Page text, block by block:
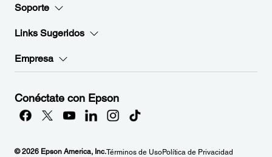
Soporte
Links Sugeridos
Empresa
Conéctate con Epson
© 2026 Epson America, Inc.Términos de UsoPolítica de Privacidad